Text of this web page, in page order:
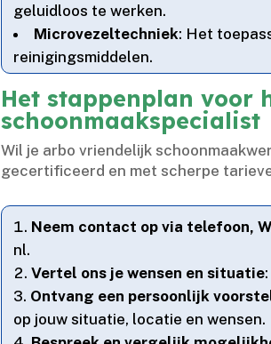
geluidloos te werken.​
Microvezeltechniek: Het
reinigingsmiddelen.​
Het stappenplan voor
schoonmaakspecialist
Wil je arbo vriendelijk
gecertificeerd en met scherpe
Neem contact op via telefoon,
nl.​
Vertel ons je wensen en situatie
Ontvang een persoonlijk
op jouw situatie, locatie en wensen.​